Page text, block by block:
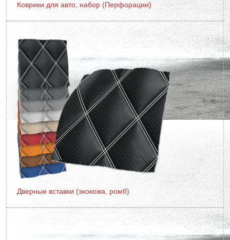
Коврики для авто, набор (Перфорации)
Дверные вставки (экокожа, ромб)